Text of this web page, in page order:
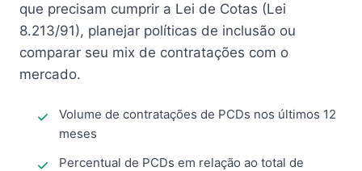
que precisam cumprir a Lei de Cotas (Lei
8.213/91), planejar políticas de inclusão ou
comparar seu mix de contratações com o
mercado.
Volume de contratações de PCDs nos últimos 12
meses
Percentual de PCDs em relação ao total de